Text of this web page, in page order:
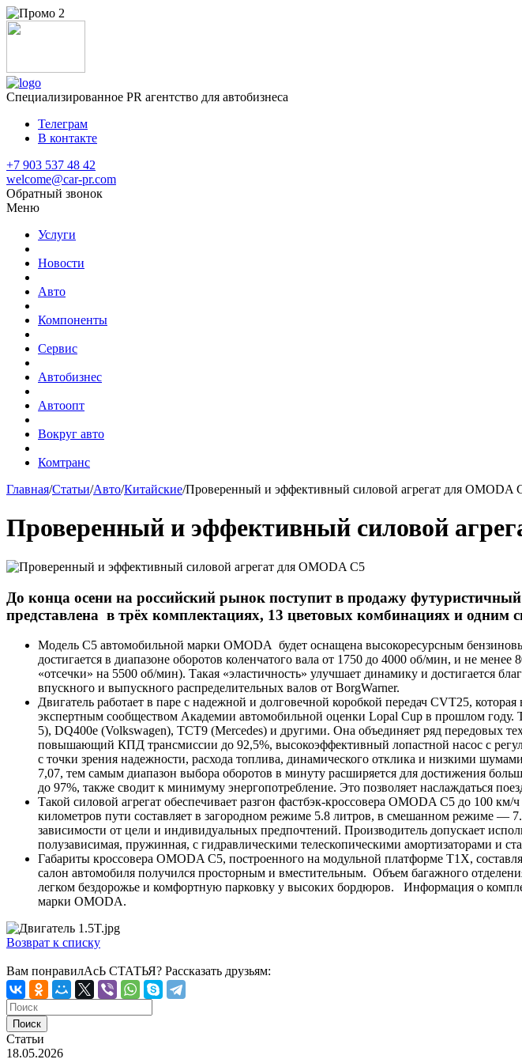
Специализированное PR агентство для автобизнеса
Телеграм
В контакте
+7 903 537 48 42
welcome@car-pr.com
Обратный звонок
Меню
Услуги
Новости
Авто
Компоненты
Сервис
Автобизнес
Автоопт
Вокруг авто
Комтранс
Главная/Статьи/Авто/Китайские/Проверенный и эффективный силовой агрегат для OMODA
Проверенный и эффективный силовой
До конца осени на российский рынок поступит в продажу
представлена в трёх комплектациях, 13 цветовых комбинациях и одним
Модель C5 автомобильной марки OMODA будет оснащена высокоресурсным
достигается в диапазоне оборотов коленчатого вала от 1750 до 4000 об/мин, и не
«отсечки» на 5500 об/мин). Такая «эластичность» улучшает динамику и достигается
впускного и выпускного распределительных валов от BorgWarner.
Двигатель работает в паре с надежной и долговечной коробкой передач CVT25,
экспертным сообществом Академии автомобильной оценки Lopal Cup в прошлом
5), DQ400e (Volkswagen), TCT9 (Mercedes) и другими. Она объединяет ряд передовых
повышающий КПД трансмиссии до 92,5%, высокоэффективный лопастной насос с
с точки зрения надежности, расхода топлива, динамического отклика и низкими
7,07, тем самым диапазон выбора оборотов в минуту расширяется для достижения
до 97%, также сводит к минимуму энергопотребление. Это позволяет наслаждаться
Такой силовой агрегат обеспечивает разгон фастбэк-кроссовера OMODA C5 до 100
километров пути составляет в загородном режиме 5.8 литров, в смешанном режиме
зависимости от цели и индивидуальных предпочтений. Производитель допускает
полузависимая, пружинная, с гидравлическими телескопическими амортизаторами и
Габариты кроссовера OMODA C5, построенного на модульной платформе T1X,
салон автомобиля получился просторным и вместительным. Объем багажного
легком бездорожье и комфортную парковку у высоких бордюров. Информация о
марки OMODA.
Возврат к списку
Вам понравилАсЬ СТАТЬЯ? Рассказать друзьям:
Статьи
18.05.2026